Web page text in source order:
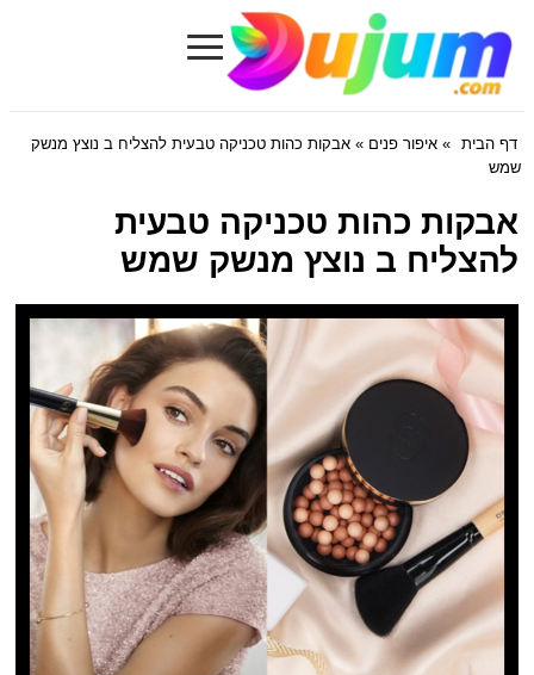
Dujum.com
≡
דף הבית » איפור פנים » אבקות כהות טכניקה טבעית להצליח ב נוצץ מנשק
שמש
אבקות כהות טכניקה טבעית
להצליח ב נוצץ מנשק שמש